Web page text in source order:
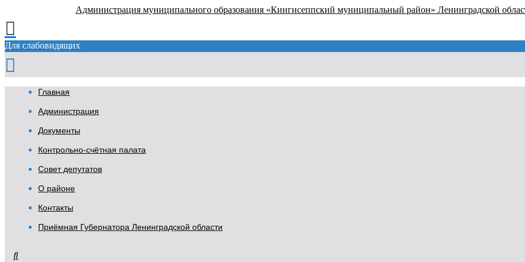
Администрация муниципального образования «Кингисеппский муниципальный район» Ленинградской
Для слабовидящих
Главная
Администрация
Документы
Контрольно-счётная палата
Совет депутатов
О районе
Контакты
Приёмная Губернатора Ленинградской области